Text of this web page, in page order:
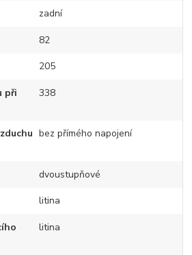
zadní
82
205
při
338
bez přímého napojení
dvoustupňové
litina
litina